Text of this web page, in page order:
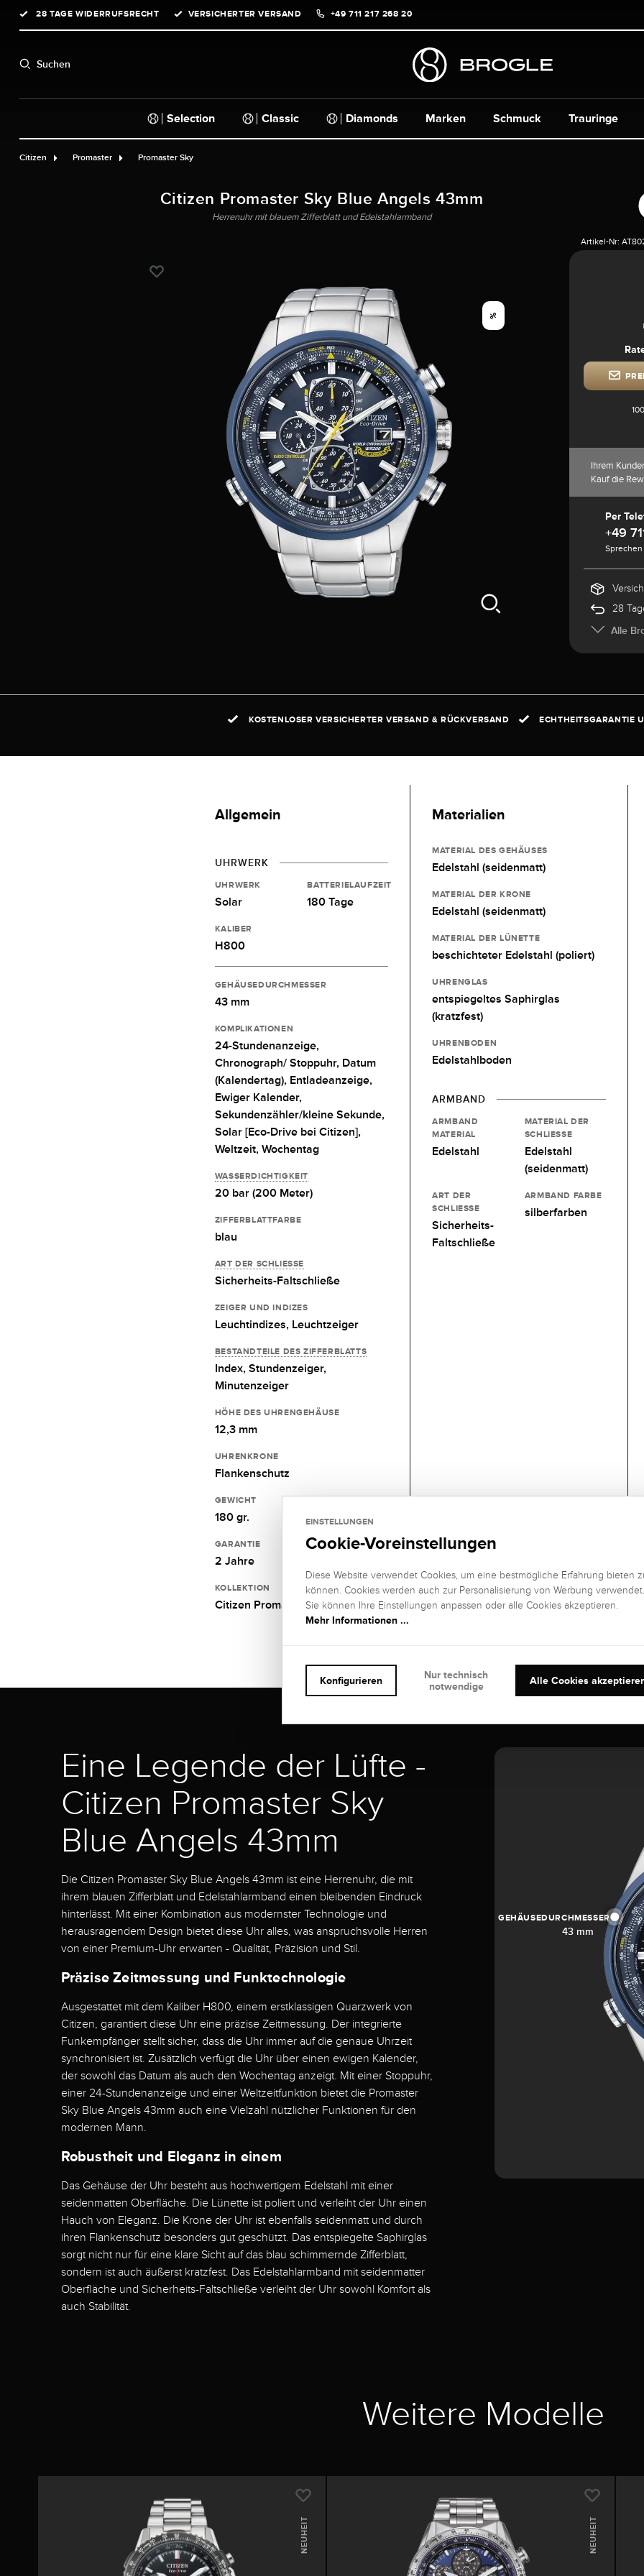
Zur Hauptnavigation springen
28 TAGE WIDERRUFSRECHT VERSICHERTER VERSAND +49 711 217 268 20
Suchen
Selection Classic Diamonds Marken Schmuck Trauringe
Citizen Promaster Promaster Sky
Citizen Promaster Sky Blue Angels 43mm
Herrenuhr mit blauem Zifferblatt und Edelstahlarmband
%
Artikel-Nr:
Ihrem
Kauf die
Per
+49
28
Alle
KOSTENLOSER VERSICHERTER VERSAND & RÜCKVERSAND ECHTHEITSGARANTIE
Allgemein
UHRWERK
UHRWERK
Solar
BATTERIELAUFZEIT
180 Tage
KALIBER
H800
GEHÄUSEDURCHMESSER
43 mm
KOMPLIKATIONEN
24-Stundenanzeige,
Chronograph/ Stoppuhr, Datum
(Kalendertag), Entladeanzeige,
Ewiger Kalender,
Sekundenzähler/kleine Sekunde,
Solar [Eco-Drive bei Citizen],
Weltzeit, Wochentag
WASSERDICHTIGKEIT
20 bar (200 Meter)
ZIFFERBLATTFARBE
blau
ART DER SCHLIESSE
Sicherheits-Faltschließe
ZEIGER UND INDIZES
Leuchtindizes, Leuchtzeiger
BESTANDTEILE DES ZIFFERBLATTS
Index, Stundenzeiger,
Minutenzeiger
HÖHE DES UHRENGEHÄUSE
12,3 mm
UHRENKRONE
Flankenschutz
GEWICHT
180 gr.
GARANTIE
2 Jahre
KOLLEKTION
Citizen Promaster
Materialien
MATERIAL DES GEHÄUSES
Edelstahl (seidenmatt)
MATERIAL DER KRONE
Edelstahl (seidenmatt)
MATERIAL DER LÜNETTE
beschichteter Edelstahl (poliert)
UHRENGLAS
entspiegeltes Saphirglas
(kratzfest)
UHRENBODEN
Edelstahlboden
ARMBAND
ARMBAND
MATERIAL
Edelstahl
MATERIAL DER
SCHLIESSE
Edelstahl
(seidenmatt)
ART DER
SCHLIESSE
Sicherheits-
Faltschließe
ARMBAND FARBE
silberfarben
Eine Legende der Lüfte -
Citizen Promaster Sky
Blue Angels 43mm
Die Citizen Promaster Sky Blue Angels 43mm ist eine Herrenuhr, die mit
ihrem blauen Zifferblatt und Edelstahlarmband einen bleibenden Eindruck
hinterlässt. Mit einer Kombination aus modernster Technologie und
herausragendem Design bietet diese Uhr alles, was anspruchsvolle Herren
von einer Premium-Uhr erwarten - Qualität, Präzision und Stil.
Präzise Zeitmessung und Funktechnologie
Ausgestattet mit dem Kaliber H800, einem erstklassigen Quarzwerk von
Citizen, garantiert diese Uhr eine präzise Zeitmessung. Der integrierte
Funkempfänger stellt sicher, dass die Uhr immer auf die genaue Uhrzeit
synchronisiert ist. Zusätzlich verfügt die Uhr über einen ewigen Kalender,
der sowohl das Datum als auch den Wochentag anzeigt. Mit einer Stoppuhr,
einer 24-Stundenanzeige und einer Weltzeitfunktion bietet die Promaster
Sky Blue Angels 43mm auch eine Vielzahl nützlicher Funktionen für den
modernen Mann.
Robustheit und Eleganz in einem
Das Gehäuse der Uhr besteht aus hochwertigem Edelstahl mit einer
seidenmatten Oberfläche. Die Lünette ist poliert und verleiht der Uhr einen
Hauch von Eleganz. Die Krone der Uhr ist ebenfalls seidenmatt und durch
ihren Flankenschutz besonders gut geschützt. Das entspiegelte Saphirglas
sorgt nicht nur für eine klare Sicht auf das blau schimmernde Zifferblatt,
sondern ist auch äußerst kratzfest. Das Edelstahlarmband mit seidenmatter
Oberfläche und Sicherheits-Faltschließe verleiht der Uhr sowohl Komfort als
auch Stabilität.
GEHÄUSEDURCHMESSER
43 mm
Weitere Modelle
NEUHEIT NEUHEIT
EINSTELLUNGEN
Cookie-Voreinstellungen
Diese Website verwendet Cookies, um eine bestmögliche Erfahrung bieten
können. Cookies werden auch zur Personalisierung von Werbung verwendet.
Sie können Ihre Einstellungen anpassen oder alle Cookies akzeptieren.
Mehr Informationen ...
Alle Cookies
Konfigurieren
Nur technisch
notwendige